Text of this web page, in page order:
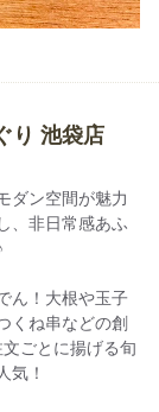
り 池袋店
ダン空間が魅力
、非日常感あふ
ん！大根や玉子
くね串などの創
ごとに揚げる旬
気！